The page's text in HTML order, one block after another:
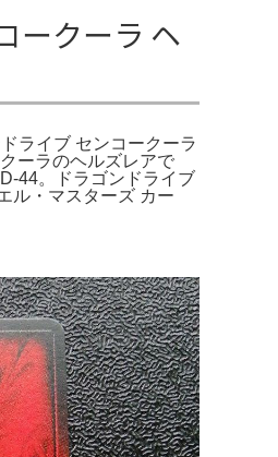
ークーラ ヘ
ライブ センコークーラ
ーラのヘルズレアで
44。ドラゴンドライブ
ル・マスターズ カー